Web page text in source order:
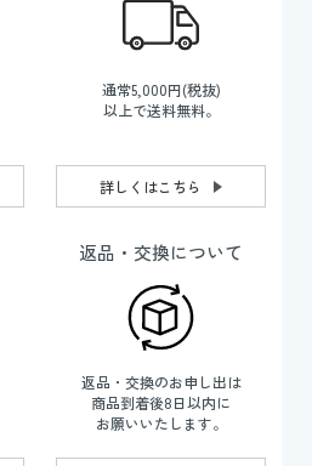
通常5,000円(税抜)
以上で送料無料。
詳しくはこちら
返品・交換について
返品・交換のお申し出は
商品到着後8日以内に
お願いいたします。